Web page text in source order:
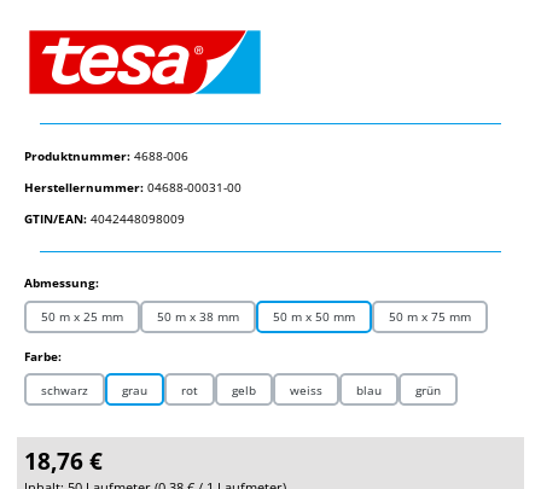
Produktnummer: 4688-006
Herstellernummer: 04688-00031-00
GTIN/EAN: 4042448098009
Abmessung:auswählen
50 m x 25 mm 50 m x 38 mm 50 m x 50 mm 50 m x 75 mm
Farbe:auswählen
schwarz grau rot gelb weiss blau grün
18,76 €